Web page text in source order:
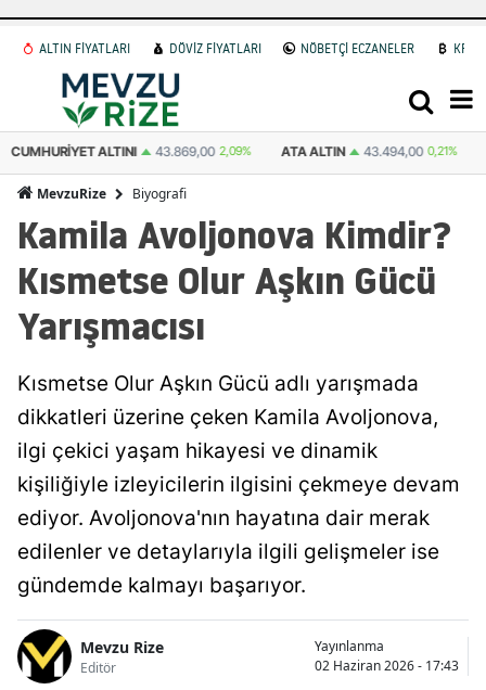
ALTIN FİYATLARI DÖVİZ FİYATLARI NÖBETÇİ ECZANELER
ATA ALTIN 43.494,00 0,21% DOLAR 47,6931 0.04% EURO 55,1212
MevzuRize Biyografi
Kamila Avoljonova Kimdir?
Kısmetse Olur Aşkın Gücü
Yarışmacısı
Kısmetse Olur Aşkın Gücü adlı yarışmada
dikkatleri üzerine çeken Kamila Avoljonova,
ilgi çekici yaşam hikayesi ve dinamik
kişiliğiyle izleyicilerin ilgisini çekmeye devam
ediyor. Avoljonova'nın hayatına dair merak
edilenler ve detaylarıyla ilgili gelişmeler ise
gündemde kalmayı başarıyor.
Mevzu Rize
Editör
Yayınlanma
02 Haziran 2026 - 17:43